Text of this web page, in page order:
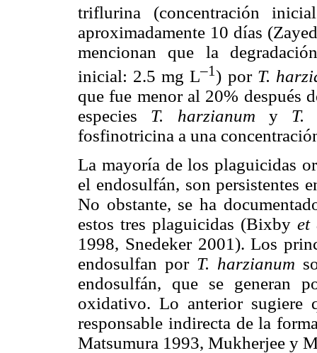
triflurina (concentración
aproximadamente 10 días
mencionan que la
inicial: 2.5 mg L–1) por T.
que fue menor al 20% después
especies T. harzianumy T.
fosfinotricina a una
La mayoría de los plaguicidas
el endosulfán, son persistentes
No obstante, se ha
estos tres plaguicidas (Bixby et
1998, Snedeker 2001). Los
endosulfan por T. harzianum
endosulfán, que se generan
oxidativo. Lo anterior sugiere
responsable indirecta de la
Matsumura 1993, Mukherjee y